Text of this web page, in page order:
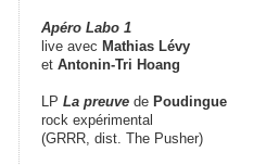
Apéro Labo 1
live avec Mathias Lévy
et Antonin-Tri Hoang
LP La preuve de Poudingue
rock expérimental
(GRRR, dist. The Pusher)